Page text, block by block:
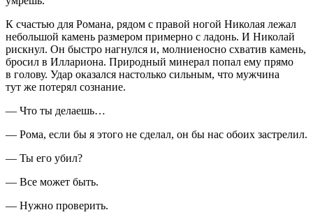
К счастью для Романа, рядом с правой ногой Николая лежал
небольшой камень размером примерно с ладонь. И Николай
рискнул. Он быстро нагнулся и, молниеносно схватив камень,
бросил в Иллариона. Природный минерал попал ему прямо
в голову. Удар оказался настолько сильным, что мужчина
тут же потерял сознание.
— Что ты делаешь…
— Рома, если бы я этого не сделал, он бы нас обоих застрелил.
— Ты его убил?
— Все может быть.
— Нужно проверить.